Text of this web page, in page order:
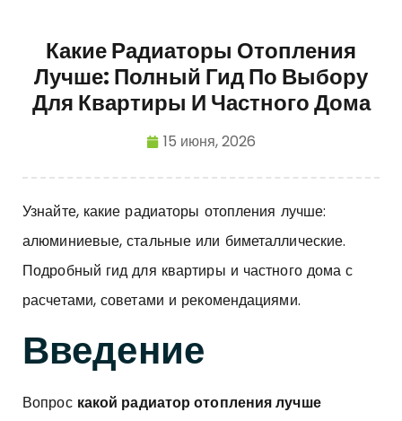
Какие Радиаторы Отопления
Лучше: Полный Гид По Выбору
Для Квартиры И Частного Дома
15 июня, 2026
Узнайте, какие радиаторы отопления лучше:
алюминиевые, стальные или биметаллические.
Подробный гид для квартиры и частного дома с
расчетами, советами и рекомендациями.
Введение
Вопрос какой радиатор отопления лучше